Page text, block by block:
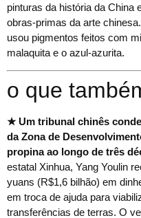
pinturas da história da China
obras-primas da arte
usou pigmentos feitos com
malaquita e o azul-azurita.
o que
★ Um tribunal chinês
da Zona de
propina ao longo de três
estatal Xinhua, Yang Youlin
yuans (R$1,6 bilhão) em
em troca de ajuda para
transferências de terras. O